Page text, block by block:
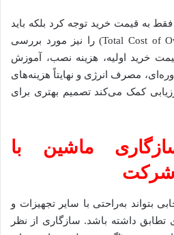
به قیمت خرید توجه کرد بلکه باید
هزینه کل مالکیت (Total Cost of Ownership) را نیز مورد بررسی
خرید اولیه، هزینه نصب، آموزش
مصرف انرژی و نهایتاً هزینه‌های
کمک می‌کند تصمیم بهتری برای
ماشین با
شرکت
بتواند به‌راحتی با سایر تجهیزات و
داشته باشد. سازگاری از نظر